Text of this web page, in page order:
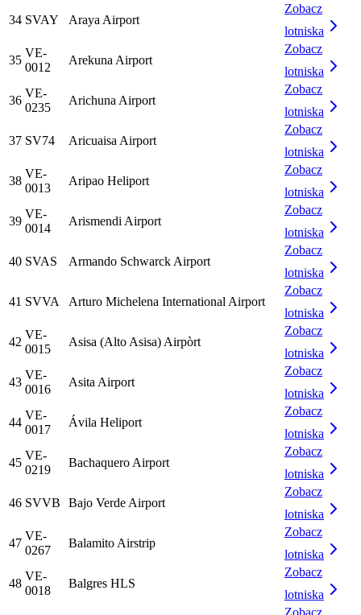
34 SVAY Araya Airport
Zobacz
lotniska
35
VE-
0012
Arekuna Airport
Zobacz
lotniska
36
VE-
0235
Arichuna Airport
Zobacz
lotniska
37 SV74 Aricuaisa Airport
Zobacz
lotniska
38
VE-
0013
Aripao Heliport
Zobacz
lotniska
39
VE-
0014
Arismendi Airport
Zobacz
lotniska
40 SVAS Armando Schwarck Airport
Zobacz
lotniska
41 SVVA Arturo Michelena International Airport
Zobacz
lotniska
42
VE-
0015
Asisa (Alto Asisa) Airpòrt
Zobacz
lotniska
43
VE-
0016
Asita Airport
Zobacz
lotniska
44
VE-
0017
Ávila Heliport
Zobacz
lotniska
45
VE-
0219
Bachaquero Airport
Zobacz
lotniska
46 SVVB Bajo Verde Airport
Zobacz
lotniska
47
VE-
0267
Balamito Airstrip
Zobacz
lotniska
48
VE-
0018
Balgres HLS
Zobacz
lotniska
Zobacz